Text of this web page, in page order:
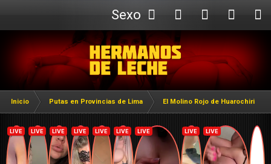
Sexo
Webcam
Inicio Putas en Provincias de Lima El Molino Rojo de Huarochiri